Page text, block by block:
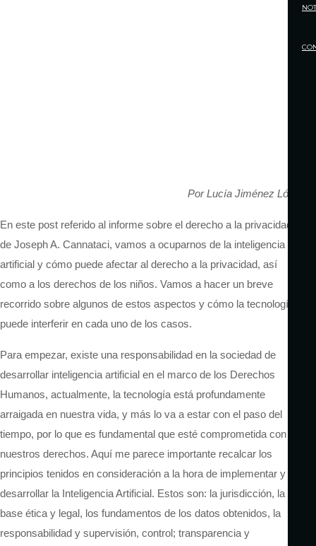
Por Lucía Jiménez López
En este post referido al informe sobre el derecho a la privacidad
de Joseph A. Cannataci, vamos a ocuparnos de la inteligencia
artificial y cómo puede afectar al derecho a la privacidad, así
como a los derechos de los niños. Vamos a hacer un breve
recorrido sobre algunos de estos aspectos y cómo la tecnología
puede interferir en cada uno de los casos.
Para empezar, existe una responsabilidad en la sociedad de
desarrollar inteligencia artificial en el marco de los Derechos
Humanos, actualmente, la tecnología está profundamente
arraigada en nuestra vida, y más lo va a estar con el paso del
tiempo, por lo que es fundamental que esté comprometida con
nuestros derechos. Aquí me parece importante recalcar los
principios tenidos en consideración a la hora de implementar y
desarrollar la Inteligencia Artificial. Estos son: la jurisdicción, la
base ética y legal, los fundamentos de los datos obtenidos, la
responsabilidad y supervisión, control; transparencia y